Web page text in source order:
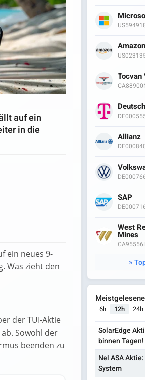
auf ein
in die
ein neues 9-
Was zieht den
der TUI-Aktie
Sowohl der
beenden zu
Amazon
Tocvan
Allianz
SAP
West
Mines
6h 12h 24h
SolarEdge
binnen Tagen!
Nel ASA
System